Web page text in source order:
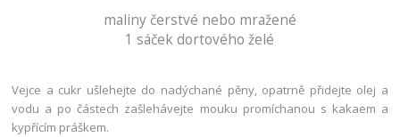
maliny čerstvé nebo mražené
1 sáček dortového želé
Vejce a cukr ušlehejte do nadýchané pěny, opatrně přidejte olej a
vodu a po částech zašlehávejte mouku promíchanou s kakaem a
kypřícím práškem.